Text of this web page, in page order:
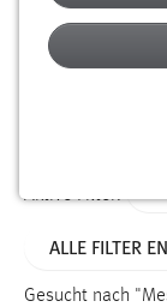
Alter
Aktive Filter:
ALLE FILTER
Gesucht nach
Funktionen